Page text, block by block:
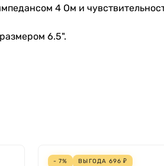
4 Ом и
6.5".
- 7% ВЫГОДА 696 ₽